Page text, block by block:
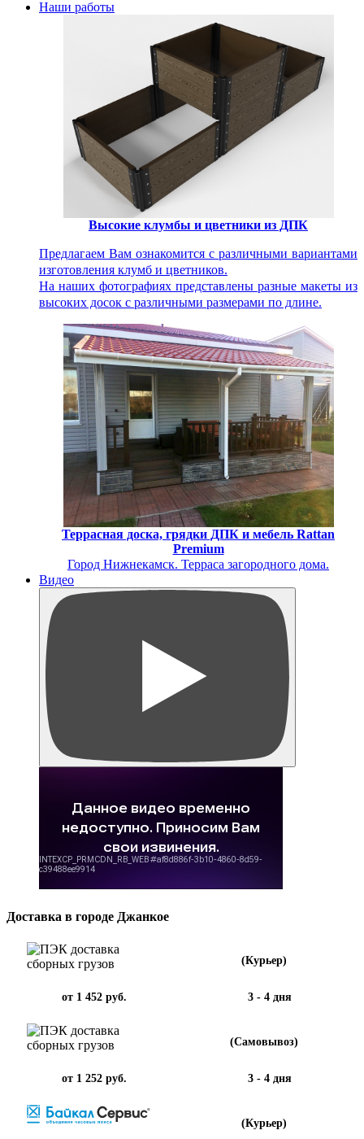
Наши работы
Высокие клумбы и цветники из ДПК
Предлагаем Вам ознакомится с различными вариантами
изготовления клумб и цветников.
На наших фотографиях представлены разные макеты из
высоких досок с различными размерами по длине.
Террасная доска, грядки ДПК и мебель Rattan
Premium
Город Нижнекамск. Терраса загородного дома.
Видео
Доставка в городе Джанкое
(Курьер)
от 1 452 руб. 3 - 4 дня
(Самовывоз)
от 1 252 руб. 3 - 4 дня
(Курьер)